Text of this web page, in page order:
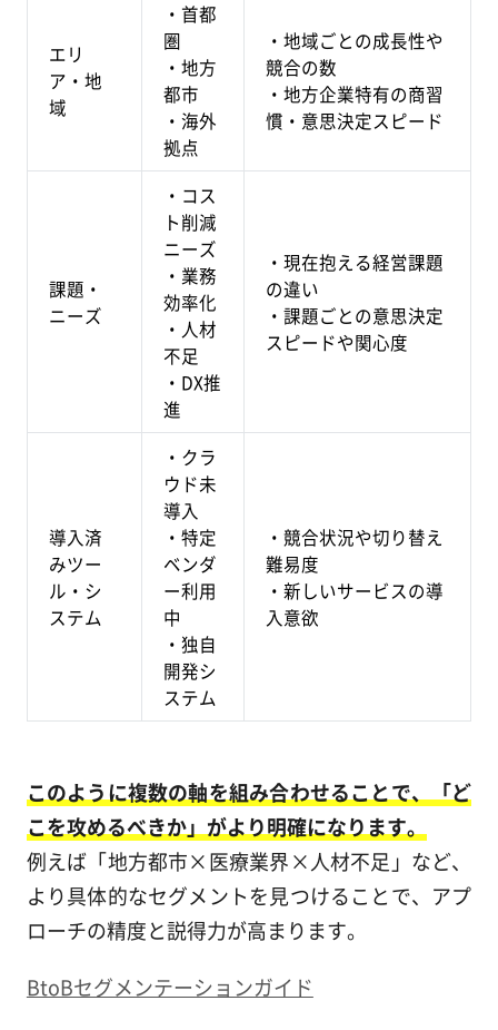
エリ
ア・地
域
・首都
圏
・地方
都市
・海外
拠点
・地域ごとの成長性や
競合の数
・地方企業特有の商習
慣・意思決定スピード
課題・
ニーズ
・コス
ト削減
ニーズ
・業務
効率化
・人材
不足
・DX推
進
・現在抱える経営課題
の違い
・課題ごとの意思決定
スピードや関心度
導入済
みツー
ル・シ
ステム
・クラ
ウド未
導入
・特定
ベンダ
ー利用
中
・独自
開発シ
ステム
・競合状況や切り替え
難易度
・新しいサービスの導
入意欲
このように複数の軸を組み合わせることで、「ど
こを攻めるべきか」がより明確になります。
例えば「地方都市×医療業界×人材不足」など、
より具体的なセグメントを見つけることで、アプ
ローチの精度と説得力が高まります。
BtoBセグメンテーションガイド